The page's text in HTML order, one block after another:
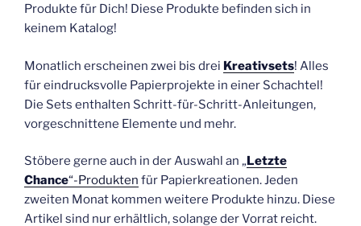
Produkte für Dich! Diese Produkte befinden sich in
keinem Katalog!
Monatlich erscheinen zwei bis drei Kreativsets! Alles
für eindrucksvolle Papierprojekte in einer Schachtel!
Die Sets enthalten Schritt-für-Schritt-Anleitungen,
vorgeschnittene Elemente und mehr.
Stöbere gerne auch in der Auswahl an „ Letzte
Chance“-Produkten für Papierkreationen. Jeden
zweiten Monat kommen weitere Produkte hinzu. Diese
Artikel sind nur erhältlich, solange der Vorrat reicht.